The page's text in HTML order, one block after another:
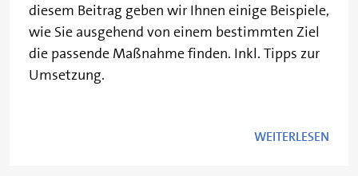
diesem Beitrag geben wir Ihnen einige Beispiele,
wie Sie ausgehend von einem bestimmten Ziel
die passende Maßnahme finden. Inkl. Tipps zur
Umsetzung.
WEITERLESEN